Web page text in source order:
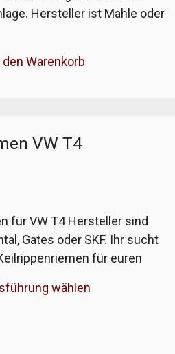
Hersteller ist Mahle oder
den Warenkorb
VW T4
für VW T4 Hersteller sind
Gates oder SKF. Ihr sucht
für euren
so, daher haben wir uns
wählen